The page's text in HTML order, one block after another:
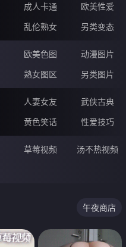
成人卡通
欧美性爱
乱伦熟女 另类变态
欧美色图
动漫图片
熟女图区 另类图片
人妻女友
武侠古典
黄色笑话 性爱技巧
草莓视频
汤不热视频
午夜商店